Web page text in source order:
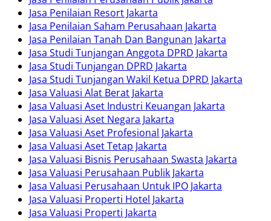
Jasa Penilaian Resort Jakarta
Jasa Penilaian Saham Perusahaan Jakarta
Jasa Penilaian Tanah Dan Bangunan Jakarta
Jasa Studi Tunjangan Anggota DPRD Jakarta
Jasa Studi Tunjangan DPRD Jakarta
Jasa Studi Tunjangan Wakil Ketua DPRD Jakarta
Jasa Valuasi Alat Berat Jakarta
Jasa Valuasi Aset Industri Keuangan Jakarta
Jasa Valuasi Aset Negara Jakarta
Jasa Valuasi Aset Profesional Jakarta
Jasa Valuasi Aset Tetap Jakarta
Jasa Valuasi Bisnis Perusahaan Swasta Jakarta
Jasa Valuasi Perusahaan Publik Jakarta
Jasa Valuasi Perusahaan Untuk IPO Jakarta
Jasa Valuasi Properti Hotel Jakarta
Jasa Valuasi Properti Jakarta